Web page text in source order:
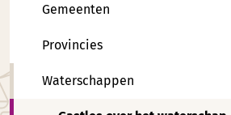
Gemeenten
Provincies
Waterschappen